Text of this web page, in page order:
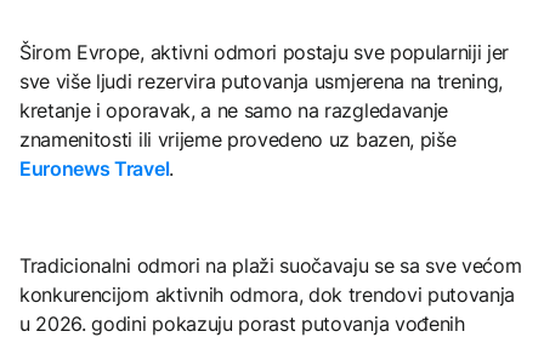
Širom Evrope, aktivni odmori postaju sve popularniji jer
sve više ljudi rezervira putovanja usmjerena na trening,
kretanje i oporavak, a ne samo na razgledavanje
znamenitosti ili vrijeme provedeno uz bazen, piše
Euronews Travel.
Tradicionalni odmori na plaži suočavaju se sa sve većom
konkurencijom aktivnih odmora, dok trendovi putovanja
u 2026. godini pokazuju porast putovanja vođenih